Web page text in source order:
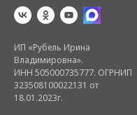
ИП «Рубель Ирина
Владимировна».
ИНН 505000735777. ОГРНИП
323508100022131 от
18.01.2023г.